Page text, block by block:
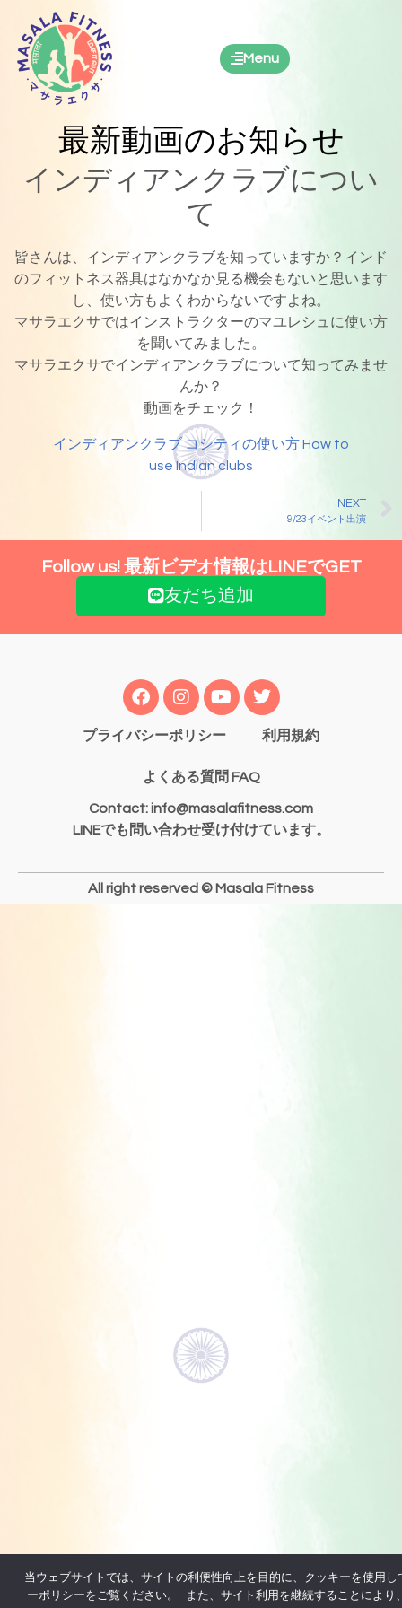
Menu
最新動画のお知らせ
インディアンクラブについ
て
皆さんは、インディアンクラブを知っていますか？インド
のフィットネス器具はなかなか見る機会もないと思います
し、使い方もよくわからないですよね。
マサラエクサではインストラクターのマユレシュに使い方
を聞いてみました。
マサラエクサでインディアンクラブについて知ってみませ
んか？
動画をチェック！
インディアンクラブ コシティの使い方 How to
use Indian clubs
NEXT
9/23イベント出演
友だち追加
Follow us! 最新ビデオ情報はLINEでGET
プライバシーポリシー 利用規約
よくある質問 FAQ
Contact: info@masalafitness.com
LINEでも問い合わせ受け付けています。
All right reserved © Masala Fitness
当ウェブサイトでは、サイトの利便性向上を目的に、クッキーを使用
ーポリシーをご覧ください。 また、サイト利用を継続することにより